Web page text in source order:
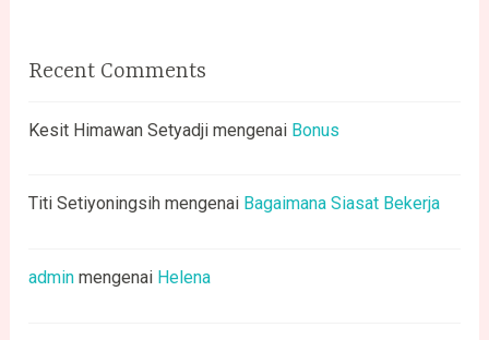
Recent Comments
Kesit Himawan Setyadji mengenai Bonus
Titi Setiyoningsih mengenai Bagaimana Siasat Bekerja
admin mengenai Helena